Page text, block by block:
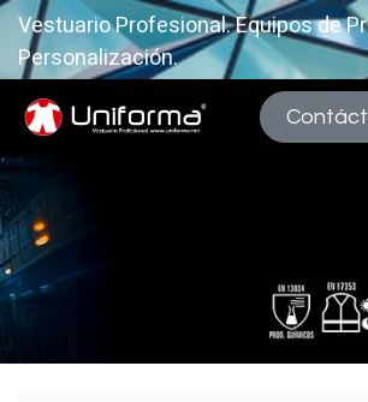
Vestuario Profesional. Equipos de
Personalización.